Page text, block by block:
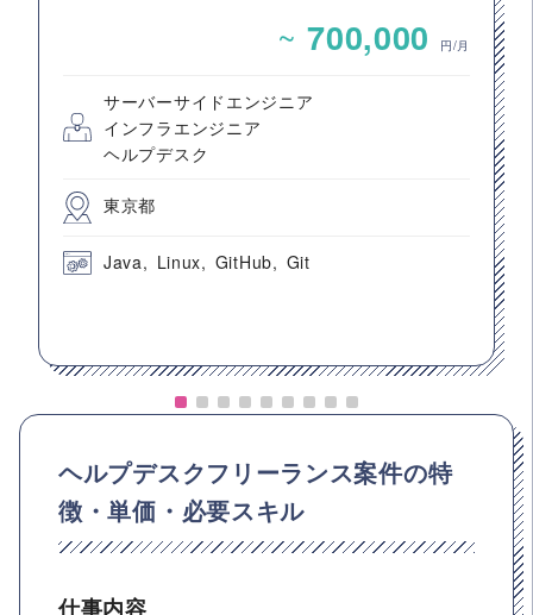
~ 700,000 円/月
サーバーサイドエンジニア
インフラエンジニア
ヘルプデスク
東京都
Java Linux GitHub Git
ヘルプデスクフリーランス案件の特
徴・単価・必要スキル
仕事内容